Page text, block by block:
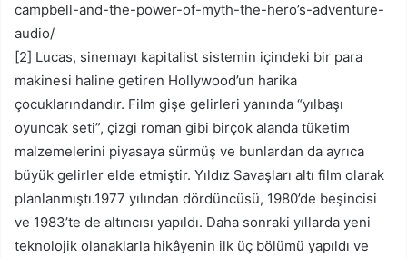
campbell-and-the-power-of-myth-the-hero’s-adventure-
audio/
[2] Lucas, sinemayı kapitalist sistemin içindeki bir para
makinesi haline getiren Hollywood’un harika
çocuklarındandır. Film gişe gelirleri yanında “yılbaşı
oyuncak seti”, çizgi roman gibi birçok alanda tüketim
malzemelerini piyasaya sürmüş ve bunlardan da ayrıca
büyük gelirler elde etmiştir. Yıldız Savaşları altı film olarak
planlanmıştı.1977 yılından dördüncüsü, 1980’de beşincisi
ve 1983’te de altıncısı yapıldı. Daha sonraki yıllarda yeni
teknolojik olanaklarla hikâyenin ilk üç bölümü yapıldı ve